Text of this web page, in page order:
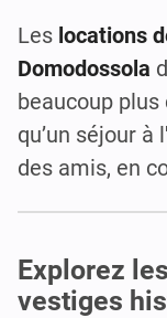
Les locations
Domodossola
beaucoup
qu’un séjour à
des amis, en
Explorez
vestiges